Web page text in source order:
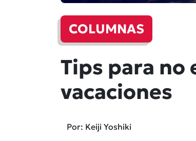
COLUMNAS
Tips para no
vacaciones
Por: Keiji Yoshiki